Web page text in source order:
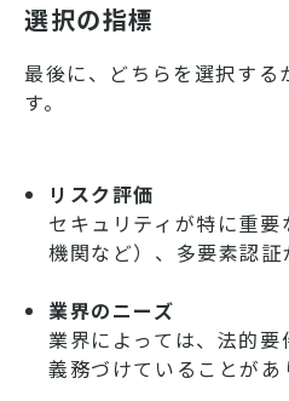
選択の指標
最後に、どちらを選択する
す。
リスク評価
セキュリティが特に重
機関など）、多要素認
業界のニーズ
業界によっては、法的
義務づけていることがあ